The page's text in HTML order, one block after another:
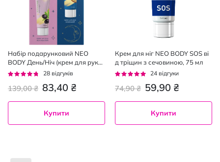
Набір подарунковий NEO
BODY День/Ніч (крем для рук
зволожуючий 75 мл + крем
Рейтинг:
28 відгуків
83,40 ₴
139,00 ₴
Купити
Крем для ніг NEO BODY SOS ві
д тріщин з сечовиною, 75 мл
Рейтинг:
24 відгуки
59,90 ₴
74,90 ₴
Купити